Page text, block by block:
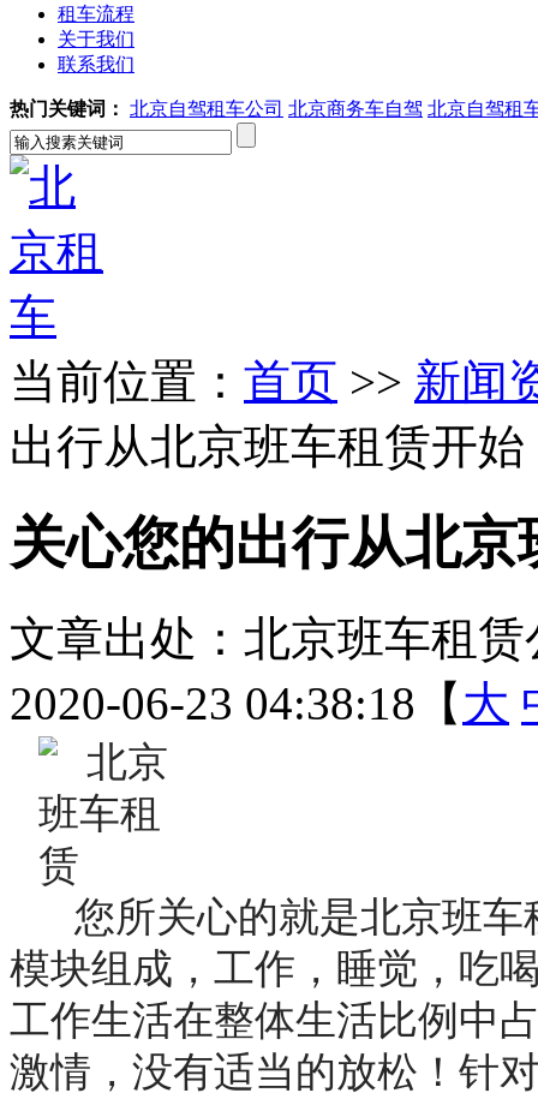
租车流程
关于我们
联系我们
热门关键词： 北京自驾租车公司 北京商务车自驾 北京自驾租
当前位置： 首页 >> 新闻
出行从北京班车租赁开始
关心您的出行从北
文章出处：北京班车租赁
2020-06-23 04:38:18【 大
您所关心的就是北京班车
模块组成，工作，睡觉，吃
工作生活在整体生活比例中
激情，没有适当的放松！针